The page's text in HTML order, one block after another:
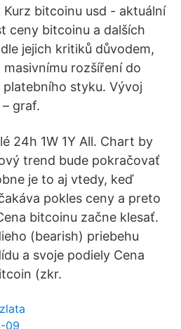
bitcoinu usd - aktuální
ceny bitcoinu a dalších
jejich kritiků důvodem,
rozšíření do
styku. Vývoj
graf.
24h 1W 1Y All. Chart by
trend bude pokračovať
je to aj vtedy, keď
pokles ceny a preto
bitcoinu začne klesať.
(bearish) priebehu
a svoje podiely Cena
(zkr.
09